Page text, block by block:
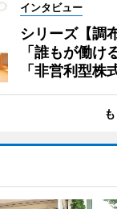
インタビュー
シリーズ【調
「誰もが働け
「非営利型